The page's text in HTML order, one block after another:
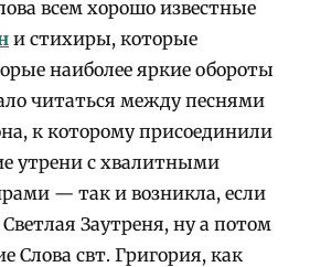
всем хорошо известные
и стихиры, которые
наиболее яркие обороты
читаться между песнями
к которому присоединили
утрени с хвалитными
— так и возникла, если
Заутреня, ну а потом
Слова свт. Григория, как